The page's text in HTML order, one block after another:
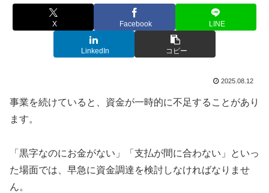
X Facebook LINE
LinkedIn コピー
2025.08.12
事業を続けていると、資金が一時的に不足することがあり
ます。
「黒字なのにお金がない」「支払が間に合わない」といっ
た場面では、早急に資金調達を検討しなければなりませ
ん。